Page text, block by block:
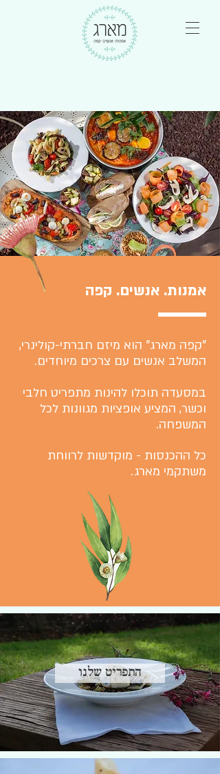
אמנות. אנשים. קפה
"קפה מארג" הוא מיזם חברתי-קולינרי,
המשלב אנשים עם צרכים מיוחדים.
במסעדה תוכלו להינות מתפריט חלבי
וכשר, המציע אופציות מגוונות לכל
המשפחה.
כל ההכנסות - מוקדשות לרווחת
משתקמי מארג.
התפריט שלנו